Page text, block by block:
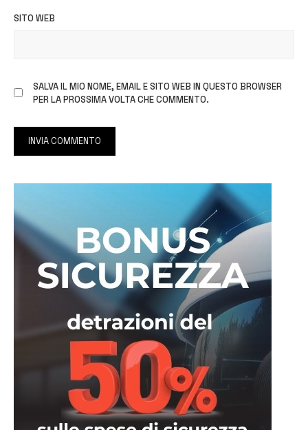
SITO WEB
SALVA IL MIO NOME, EMAIL E SITO WEB IN QUESTO BROWSER
PER LA PROSSIMA VOLTA CHE COMMENTO.